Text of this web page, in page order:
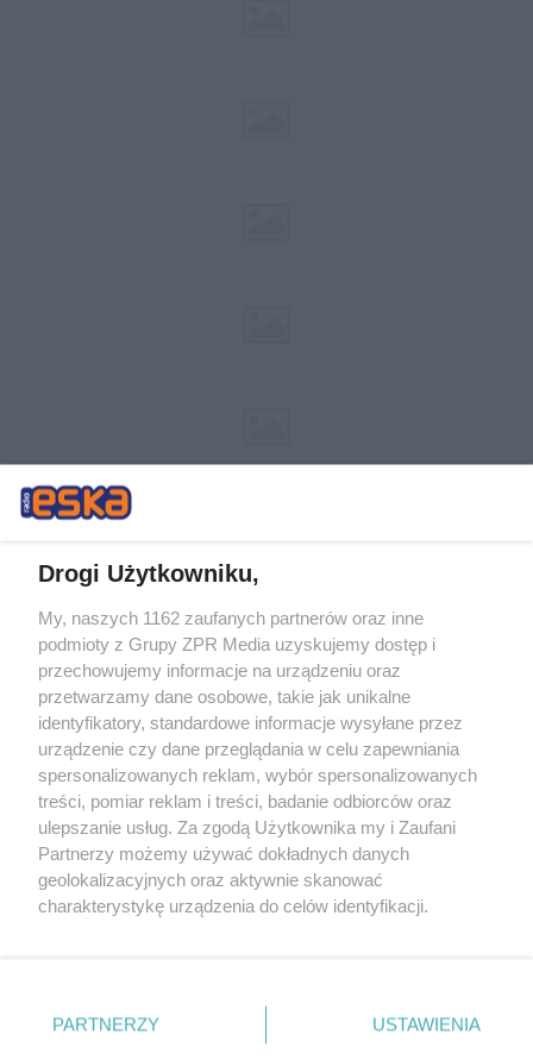
Żaden utwór zamieszczony w serwisie nie może być powielany i
rozpowszechniany lub dalej rozpowszechniany w jakikolwiek sposób (w
tym także elektroniczny lub mechaniczny) na jakimkolwiek polu
eksploatacji w jakiejkolwiek formie, włącznie z umieszczaniem w
Internecie bez pisemnej zgody właściciela praw. Jakiekolwiek użycie lub
wykorzystanie utworów w całości lub w części z naruszeniem prawa,
tzn. bez właściwej zgody, jest zabronione pod groźbą kary i może być
ścigane prawnie.
Drogi Użytkowniku,
My, naszych 1162 zaufanych partnerów oraz inne
podmioty z Grupy ZPR Media uzyskujemy dostęp i
przechowujemy informacje na urządzeniu oraz
przetwarzamy dane osobowe, takie jak unikalne
identyfikatory, standardowe informacje wysyłane przez
urządzenie czy dane przeglądania w celu zapewniania
spersonalizowanych reklam, wybór spersonalizowanych
treści, pomiar reklam i treści, badanie odbiorców oraz
ulepszanie usług. Za zgodą Użytkownika my i Zaufani
Partnerzy możemy używać dokładnych danych
geolokalizacyjnych oraz aktywnie skanować
charakterystykę urządzenia do celów identyfikacji.
zmienić/wycofać klikając przycisk ustawień prywatności
znajdujący się w lewym dolnym rogu strony
PARTNERZY USTAWIENIA